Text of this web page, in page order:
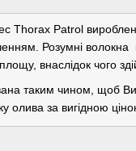
Thorax Patrol
Розумні волокна
внаслідок чого
таким чином, щоб Ви
олива за вигідною